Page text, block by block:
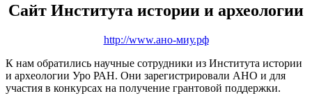
Сайт Института истории и археологии
http://www.ано-миу.рф
К нам обратились научные сотрудники из Института истории
и археологии Уро РАН. Они зарегистрировали АНО и для
участия в конкурсах на получение грантовой поддержки.